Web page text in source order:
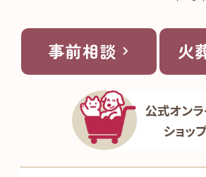
事前相談 火